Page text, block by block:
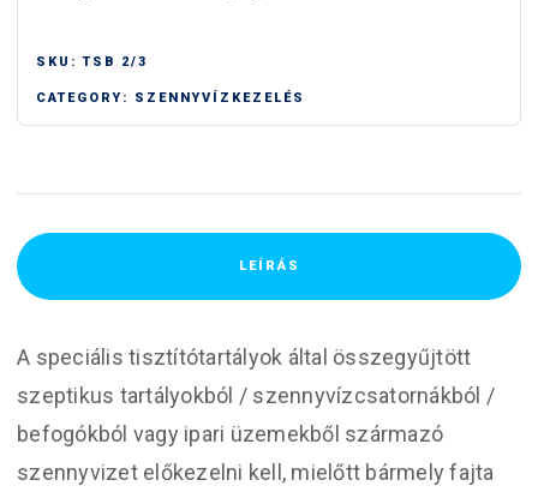
SKU:TSB 2/3
CATEGORY: SZENNYVÍZKEZELÉS
LEÍRÁS
A speciális tisztítótartályok által összegyűjtött
szeptikus tartályokból / szennyvízcsatornákból /
befogókból vagy ipari üzemekből származó
szennyvizet előkezelni kell, mielőtt bármely fajta